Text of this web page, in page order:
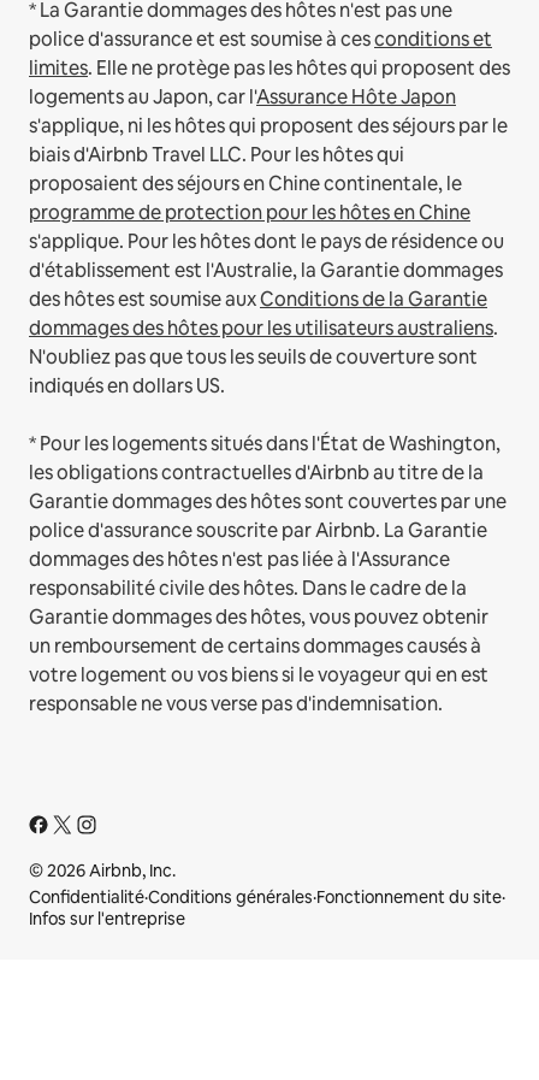
* La Garantie dommages des hôtes n'est pas une
police d'assurance et est soumise à cesconditions et
limites. Elle ne protège pas les hôtes qui proposent des
logements au Japon, car l'Assurance Hôte Japon
s'applique, ni les hôtes qui proposent des séjours par le
biais d'Airbnb Travel LLC. Pour les hôtes qui
proposaient des séjours en Chine continentale, le
programme de protection pour les hôtes en Chine
s'applique. Pour les hôtes dont le pays de résidence ou
d'établissement est l'Australie, la Garantie dommages
des hôtes est soumise auxConditions de la Garantie
dommages des hôtes pour les utilisateurs australiens.
N'oubliez pas que tous les seuils de couverture sont
indiqués en dollars US.
* Pour les logements situés dans l'État de Washington,
les obligations contractuelles d'Airbnb au titre de la
Garantie dommages des hôtes sont couvertes par une
police d'assurance souscrite par Airbnb. La Garantie
dommages des hôtes n'est pas liée à l'Assurance
responsabilité civile des hôtes. Dans le cadre de la
Garantie dommages des hôtes, vous pouvez obtenir
un remboursement de certains dommages causés à
votre logement ou vos biens si le voyageur qui en est
responsable ne vous verse pas d'indemnisation.
© 2026 Airbnb, Inc.
Confidentialité·Conditions générales·Fonctionnement du site·
Infos sur l'entreprise